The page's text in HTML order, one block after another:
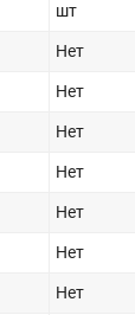
шт
Нет
Нет
Нет
Нет
Нет
Нет
Нет